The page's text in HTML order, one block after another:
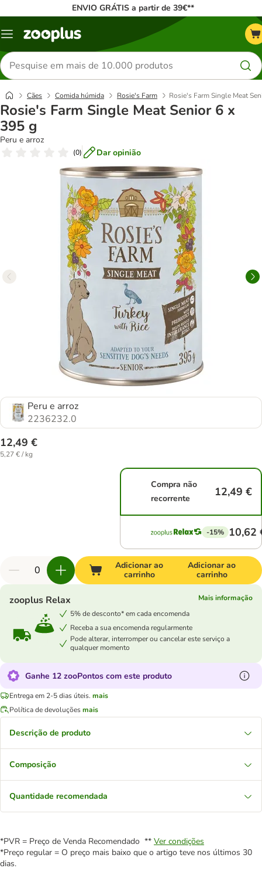
ENVIO GRÁTIS a partir de 39€**
Menu
Pesquisar
produtos
Cães Comida húmida Rosie's Farm Rosie's Farm Single Meat
Rosie's Farm Single Meat Senior 6 x
395 g
Peru e arroz
(0) Dar opinião
Peru e arroz
2236232.0
12,49 €
5,27 € / kg
Compra não
recorrente
12,49 €
-15% 10,62
Adicionar ao
carrinho
Adicionar ao
carrinho
zooplus Relax
Mais informação
5% de desconto* em cada encomenda
Receba a sua encomenda regularmente
Pode alterar, interromper ou cancelar este serviço a
qualquer momento
Ganhe 12 zooPontos com este produto
Entrega em 2-5 dias úteis. mais
Política de devoluçõesmais
Descrição de produto
Composição
Quantidade recomendada
*PVR = Preço de Venda Recomendado ** Ver condições
*Preço regular = O preço mais baixo que o artigo teve nos últimos 30
dias.